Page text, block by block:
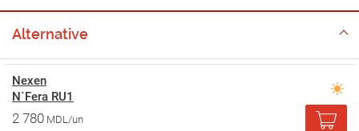
Alternative
Nexen
N`Fera RU1
2 780 MDL/un